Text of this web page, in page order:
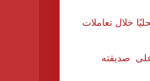
خلال تعاملات
صديقته